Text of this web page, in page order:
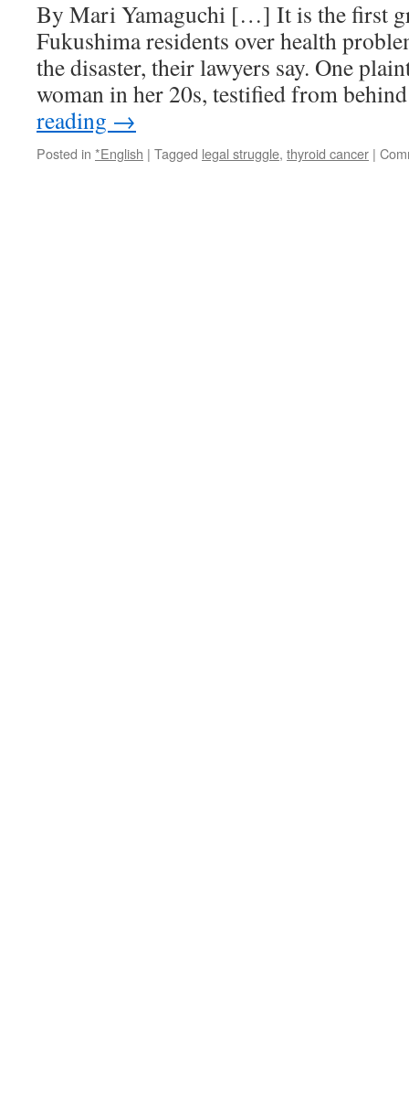
By Mari Yamaguchi […] It is the first
Fukushima residents over health
the disaster, their lawyers say. One
woman in her 20s, testified from
reading →
Posted in *English | Tagged legal struggle, thyroid cancer |